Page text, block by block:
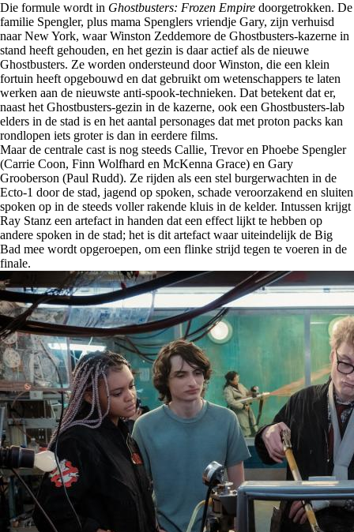
Die formule wordt in Ghostbusters: Frozen Empire doorgetrokken. De
familie Spengler, plus mama Spenglers vriendje Gary, zijn verhuisd
naar New York, waar Winston Zeddemore de Ghostbusters-kazerne in
stand heeft gehouden, en het gezin is daar actief als de nieuwe
Ghostbusters. Ze worden ondersteund door Winston, die een klein
fortuin heeft opgebouwd en dat gebruikt om wetenschappers te laten
werken aan de nieuwste anti-spook-technieken. Dat betekent dat er,
naast het Ghostbusters-gezin in de kazerne, ook een Ghostbusters-lab
elders in de stad is en het aantal personages dat met proton packs kan
rondlopen iets groter is dan in eerdere films.
Maar de centrale cast is nog steeds Callie, Trevor en Phoebe Spengler
(Carrie Coon, Finn Wolfhard en McKenna Grace) en Gary
Grooberson (Paul Rudd). Ze rijden als een stel burgerwachten in de
Ecto-1 door de stad, jagend op spoken, schade veroorzakend en sluiten
spoken op in de steeds voller rakende kluis in de kelder. Intussen krijgt
Ray Stanz een artefact in handen dat een effect lijkt te hebben op
andere spoken in de stad; het is dit artefact waar uiteindelijk de Big
Bad mee wordt opgeroepen, om een flinke strijd tegen te voeren in de
finale.